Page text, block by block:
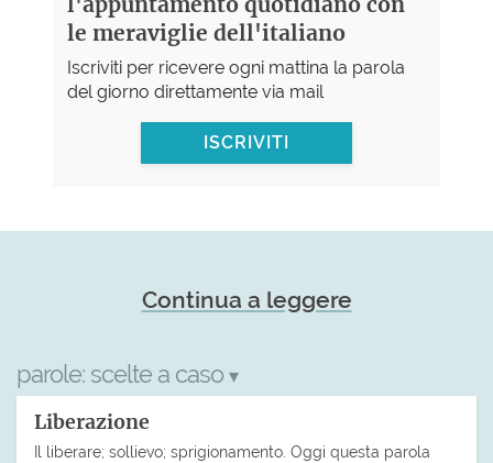
le meraviglie dell'italiano
Iscriviti per ricevere ogni mattina la parola
del giorno direttamente via mail
ISCRIVITI
Continua a leggere
parole: scelte a caso ▾
Liberazione
Il liberare; sollievo; sprigionamento. Oggi questa parola